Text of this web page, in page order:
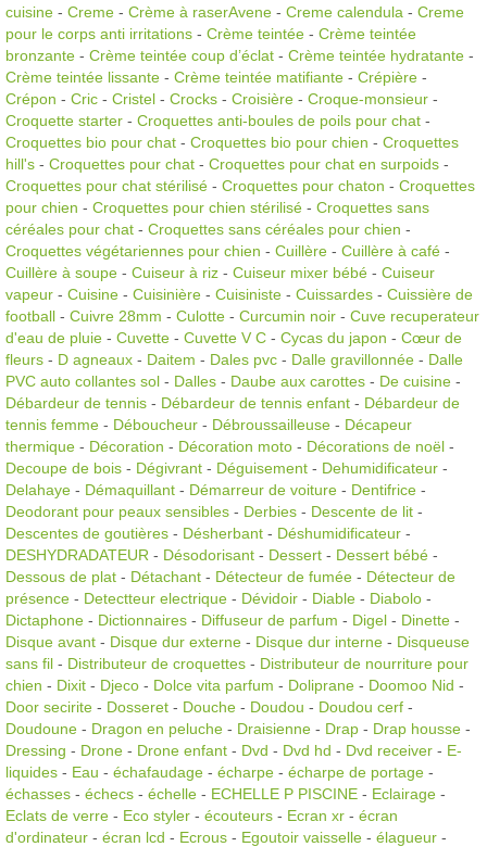
cuisine - Creme - Crème à raserAvene - Creme calendula - Creme
pour le corps anti irritations - Crème teintée - Crème teintée
bronzante - Crème teintée coup d’éclat - Crème teintée hydratante -
Crème teintée lissante - Crème teintée matifiante - Crépière -
Crépon - Cric - Cristel - Crocks - Croisière - Croque-monsieur -
Croquette starter - Croquettes anti-boules de poils pour chat -
Croquettes bio pour chat - Croquettes bio pour chien - Croquettes
hill's - Croquettes pour chat - Croquettes pour chat en surpoids -
Croquettes pour chat stérilisé - Croquettes pour chaton - Croquettes
pour chien - Croquettes pour chien stérilisé - Croquettes sans
céréales pour chat - Croquettes sans céréales pour chien -
Croquettes végétariennes pour chien - Cuillère - Cuillère à café -
Cuillère à soupe - Cuiseur à riz - Cuiseur mixer bébé - Cuiseur
vapeur - Cuisine - Cuisinière - Cuisiniste - Cuissardes - Cuissière de
football - Cuivre 28mm - Culotte - Curcumin noir - Cuve recuperateur
d'eau de pluie - Cuvette - Cuvette V C - Cycas du japon - Cœur de
fleurs - D agneaux - Daitem - Dales pvc - Dalle gravillonnée - Dalle
PVC auto collantes sol - Dalles - Daube aux carottes - De cuisine -
Débardeur de tennis - Débardeur de tennis enfant - Débardeur de
tennis femme - Déboucheur - Débroussailleuse - Décapeur
thermique - Décoration - Décoration moto - Décorations de noël -
Decoupe de bois - Dégivrant - Déguisement - Dehumidificateur -
Delahaye - Démaquillant - Démarreur de voiture - Dentifrice -
Deodorant pour peaux sensibles - Derbies - Descente de lit -
Descentes de goutières - Désherbant - Déshumidificateur -
DESHYDRADATEUR - Désodorisant - Dessert - Dessert bébé -
Dessous de plat - Détachant - Détecteur de fumée - Détecteur de
présence - Detectteur electrique - Dévidoir - Diable - Diabolo -
Dictaphone - Dictionnaires - Diffuseur de parfum - Digel - Dinette -
Disque avant - Disque dur externe - Disque dur interne - Disqueuse
sans fil - Distributeur de croquettes - Distributeur de nourriture pour
chien - Dixit - Djeco - Dolce vita parfum - Doliprane - Doomoo Nid -
Door secirite - Dosseret - Douche - Doudou - Doudou cerf -
Doudoune - Dragon en peluche - Draisienne - Drap - Drap housse -
Dressing - Drone - Drone enfant - Dvd - Dvd hd - Dvd receiver - E-
liquides - Eau - échafaudage - écharpe - écharpe de portage -
échasses - échecs - échelle - ECHELLE P PISCINE - Eclairage -
Eclats de verre - Eco styler - écouteurs - Ecran xr - écran
d'ordinateur - écran lcd - Ecrous - Egoutoir vaisselle - élagueur -